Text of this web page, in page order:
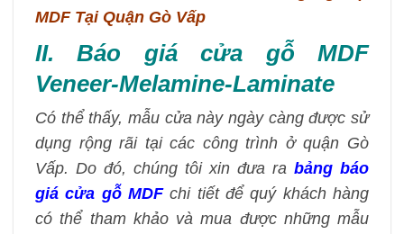
MDF Tại Quận Gò Vấp
II. Báo giá cửa gỗ MDF
Veneer-Melamine-Laminate
Có thể thấy, mẫu cửa này ngày càng được sử
dụng rộng rãi tại các công trình ở quận Gò
Vấp. Do đó, chúng tôi xin đưa ra bảng báo
giá cửa gỗ MDFchi tiết để quý khách hàng
có thể tham khảo và mua được những mẫu